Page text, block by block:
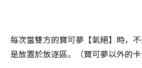
每次當雙方的寶可夢【氣絕】時，
是放置於放逐區。（寶可夢以外的卡